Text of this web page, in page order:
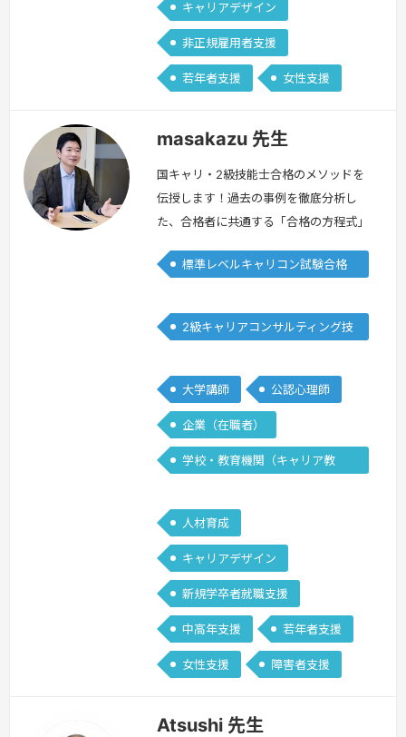
キャリアデザイン
非正規雇用者支援
若年者支援 女性支援
masakazu 先生
国キャリ・2級技能士合格のメソッドを
伝授します！過去の事例を徹底分析し
た、合格者に共通する「合格の方程式」
面接事例（ロールプレイケース）をベー
接試験に対応できる実力を養成します。
「合格の方程式」と「想定シナリオ」を
を身につけ、合格を確実にしましょう！
【面接個別指導の進め方】まずは講師オ
リジナ…続きを見る »
標準レベルキャリコン試験合格
2級キャリアコンサルティング技
大学講師 公認心理師
企業（在職者）
学校・教育機関（キャリア教
人材育成
キャリアデザイン
新規学卒者就職支援
中高年支援 若年者支援
女性支援 障害者支援
Atsushi 先生